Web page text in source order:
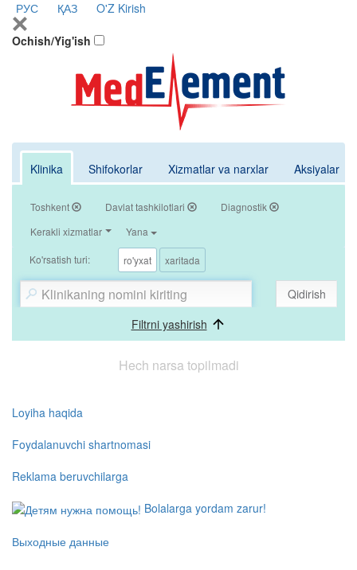
РУС ҚАЗ O'Z Kirish
Ochish/Yig'ish
Klinika Shifokorlar Xizmatlar va narxlar Aksiyalar
Toshkent Davlat tashkilotlari
Diagnostik
Kerakli xizmatlar
Yana
Ko'rsatish turi: ro'yxat xaritada
Qidirish
Filtrni yashirish
Hech narsa topilmadi
Loyiha haqida
Foydalanuvchi shartnomasi
Reklama beruvchilarga
Bolalarga yordam zarur!
Выходные данные